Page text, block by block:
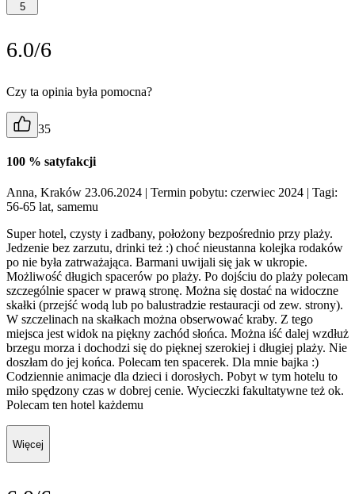
5
6.0/6
Czy ta opinia była pomocna?
35
100 % satyfakcji
Anna, Kraków 23.06.2024 | Termin pobytu: czerwiec 2024 | Tagi:
56-65 lat, samemu
Super hotel, czysty i zadbany, położony bezpośrednio przy plaży.
Jedzenie bez zarzutu, drinki też :) choć nieustanna kolejka rodaków
po nie była zatrważająca. Barmani uwijali się jak w ukropie.
Możliwość długich spacerów po plaży. Po dojściu do plaży polecam
szczególnie spacer w prawą stronę. Można się dostać na widoczne
skałki (przejść wodą lub po balustradzie restauracji od zew. strony).
W szczelinach na skałkach można obserwować kraby. Z tego
miejsca jest widok na piękny zachód słońca. Można iść dalej wzdłuż
brzegu morza i dochodzi się do pięknej szerokiej i długiej plaży. Nie
doszłam do jej końca. Polecam ten spacerek. Dla mnie bajka :)
Codziennie animacje dla dzieci i dorosłych. Pobyt w tym hotelu to
miło spędzony czas w dobrej cenie. Wycieczki fakultatywne też ok.
Polecam ten hotel każdemu
Więcej